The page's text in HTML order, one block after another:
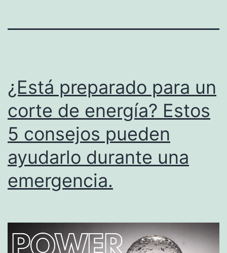
¿Está preparado para un
corte de energía? Estos
5 consejos pueden
ayudarlo durante una
emergencia.